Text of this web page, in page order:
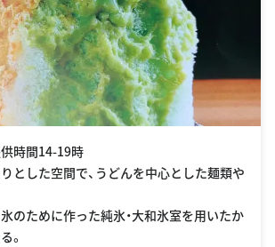
時間14-19時
とした空間で、うどんを中心とした麺類や
のために作った純氷・大和氷室を用いたか
。